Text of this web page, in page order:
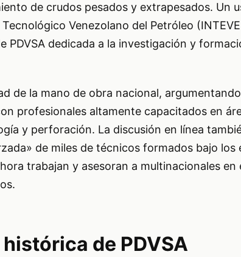
de crudos pesados y extrapesados. Un
Venezolano del Petróleo
PDVSA dedicada a la investigación y
de la mano de obra nacional,
profesionales altamente capacitados en
y perforación. La discusión en línea
de miles de técnicos formados bajo los
trabajan y asesoran a multinacionales en
de PDVSA